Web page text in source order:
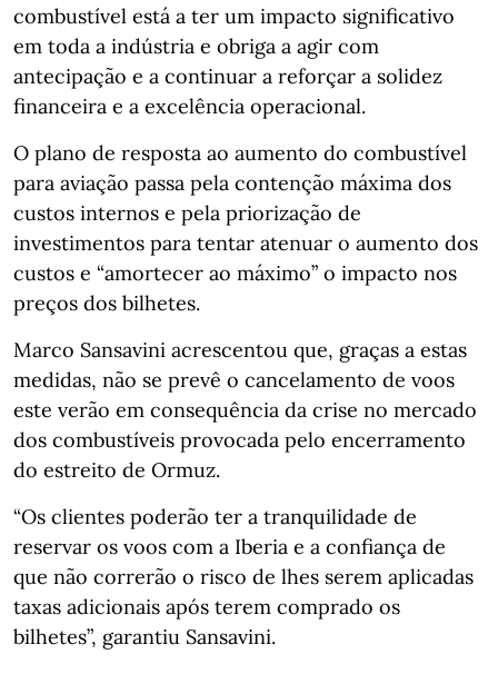
combustível está a ter um impacto significativo
em toda a indústria e obriga a agir com
antecipação e a continuar a reforçar a solidez
financeira e a excelência operacional.
O plano de resposta ao aumento do combustível
para aviação passa pela contenção máxima dos
custos internos e pela priorização de
investimentos para tentar atenuar o aumento dos
custos e “amortecer ao máximo” o impacto nos
preços dos bilhetes.
Marco Sansavini acrescentou que, graças a estas
medidas, não se prevê o cancelamento de voos
este verão em consequência da crise no mercado
dos combustíveis provocada pelo encerramento
do estreito de Ormuz.
“Os clientes poderão ter a tranquilidade de
reservar os voos com a Iberia e a confiança de
que não correrão o risco de lhes serem aplicadas
taxas adicionais após terem comprado os
bilhetes”, garantiu Sansavini.